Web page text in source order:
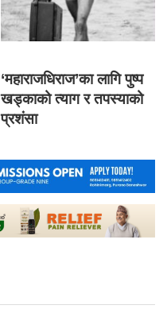
‘महाराजधिराज’का लागि पुष्प
खड्काको त्याग र तपस्याको
प्रशंसा